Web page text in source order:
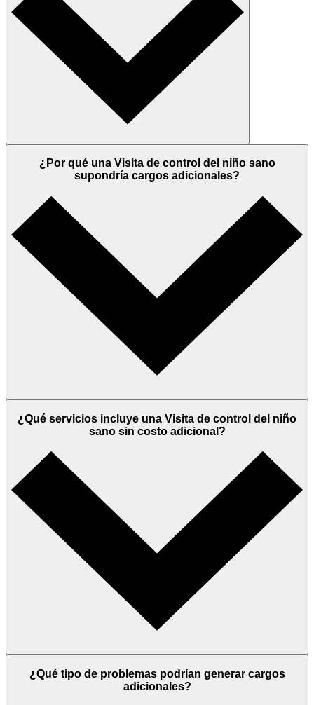
¿Por qué una Visita de control del niño sano
supondría cargos adicionales?
¿Qué servicios incluye una Visita de control del niño
sano sin costo adicional?
¿Qué tipo de problemas podrían generar cargos
adicionales?